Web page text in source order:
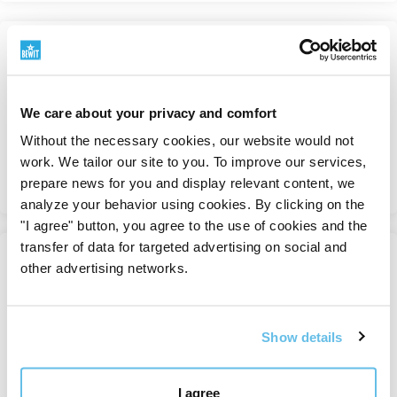
We care about your privacy and comfort
Without the necessary cookies, our website would not
work. We tailor our site to you. To improve our services,
prepare news for you and display relevant content, we
analyze your behavior using cookies. By clicking on the
"I agree" button, you agree to the use of cookies and the
transfer of data for targeted advertising on social and
other advertising networks.
Show details
I agree
мивки, вани, умивалници, душове и тоалетни.
Направете си свои собствени натурални
почистващи препарати
От кастилски сапун, сода за хляб, бял оцет и
етерични масла лесно можете да смесите свои
собствени почистващи препарати точно според
повърхности с аромат на лимон и лавандула,
-40%
На склад
от 6,17 € 10,29 €
Преглед
-30%
грижа за дома
Почистване и чистота